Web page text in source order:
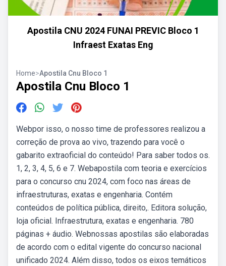
Apostila CNU 2024 FUNAI PREVIC Bloco 1
Infraest Exatas Eng
Home>Apostila Cnu Bloco 1
Apostila Cnu Bloco 1
Webpor isso, o nosso time de professores realizou a
correção de prova ao vivo, trazendo para você o
gabarito extraoficial do conteúdo! Para saber todos os.
1, 2, 3, 4, 5, 6 e 7. Webapostila com teoria e exercícios
para o concurso cnu 2024, com foco nas áreas de
infraestruturas, exatas e engenharia. Contém
conteúdos de política pública, direito,. Editora solução,
loja oficial. Infraestrutura, exatas e engenharia. 780
páginas + áudio. Webnossas apostilas são elaboradas
de acordo com o edital vigente do concurso nacional
unificado 2024. Além disso, todos os eixos temáticos